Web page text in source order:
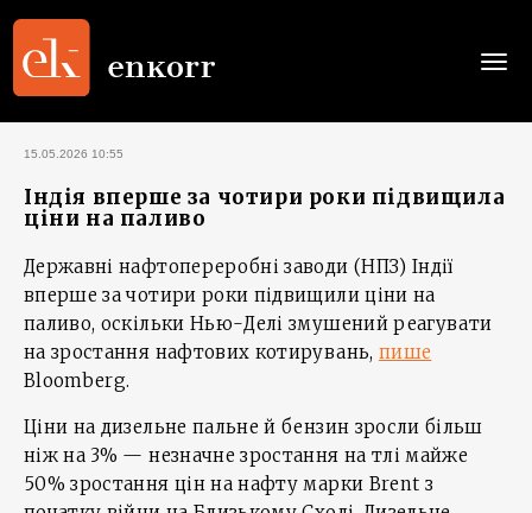
15.05.2026 10:55
Індія вперше за чотири роки підвищила
ціни на паливо
Державні нафтопереробні заводи (НПЗ) Індії
вперше за чотири роки підвищили ціни на
паливо, оскільки Нью-Делі змушений реагувати
на зростання нафтових котирувань, пише
Bloomberg.
Ціни на дизельне пальне й бензин зросли більш
ніж на 3% — незначне зростання на тлі майже
50% зростання цін на нафту марки Brent з